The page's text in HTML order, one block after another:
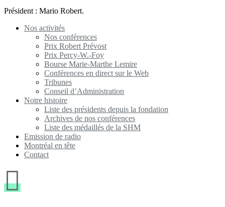
Président : Mario Robert.
Nos activités
Nos conférences
Prix Robert Prévost
Prix Percy-W.-Foy
Bourse Marie-Marthe Lemire
Conférences en direct sur le Web
Tribunes
Conseil d’Administration
Notre histoire
Liste des présidents depuis la fondation
Archives de nos conférences
Liste des médaillés de la SHM
Emission de radio
Montréal en tête
Contact